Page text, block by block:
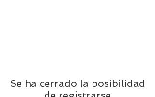
Se ha cerrado la posibilidad